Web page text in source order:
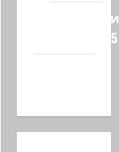
сайта 2025